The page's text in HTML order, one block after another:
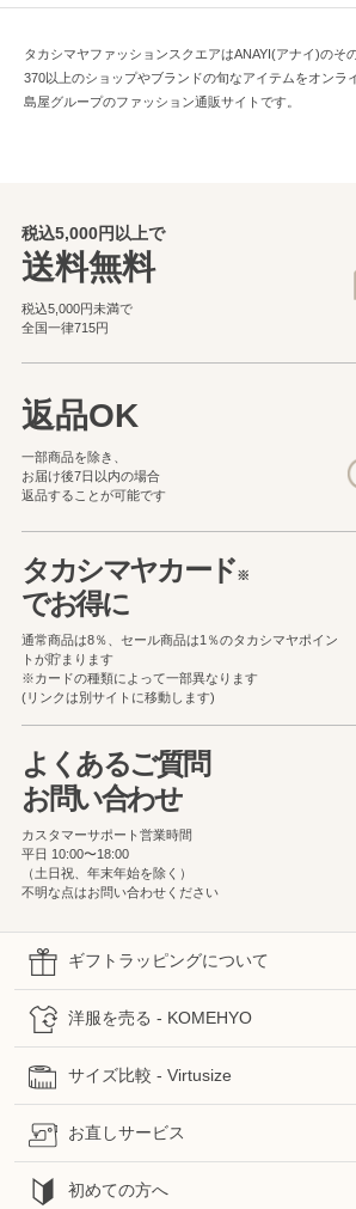
タカシマヤファッションスクエアはANAYI(アナイ)のそ
370以上のショップやブランドの旬なアイテムをオンラ
島屋グループのファッション通販サイトです。
税込5,000円以上で
送料無料
税込5,000円未満で
全国一律715円
返品OK
一部商品を除き、
お届け後7日以内の場合
返品することが可能です
タカシマヤカード※
でお得に
通常商品は8％、セール商品は1％のタカシマヤポイン
トが貯まります
※カードの種類によって一部異なります
(リンクは別サイトに移動します)
よくあるご質問
お問い合わせ
カスタマーサポート営業時間
平日 10:00〜18:00
（土日祝、年末年始を除く）
不明な点はお問い合わせください
ギフトラッピングについて
洋服を売る - KOMEHYO
サイズ比較 - Virtusize
お直しサービス
初めての方へ